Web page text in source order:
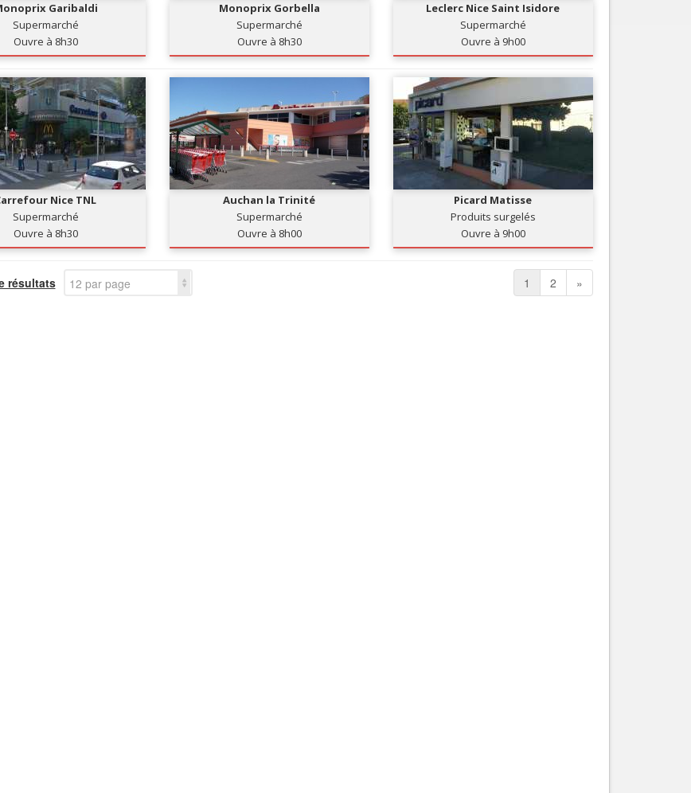
Garibaldi
Supermarché
Ouvre à 8h30
Monoprix Gorbella
Supermarché
Ouvre à 8h30
Leclerc Nice Saint Isidore
Supermarché
Ouvre à 9h00
Nice TNL
Supermarché
Ouvre à 8h30
Auchan la Trinité
Supermarché
Ouvre à 8h00
Picard Matisse
Produits surgelés
Ouvre à 9h00
résultats 12 par page 1 2 »